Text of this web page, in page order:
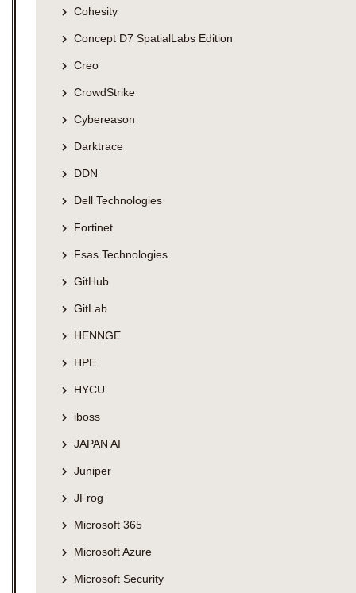
Cohesity
Concept D7 SpatialLabs Edition
Creo
CrowdStrike
Cybereason
Darktrace
DDN
Dell Technologies
Fortinet
Fsas Technologies
GitHub
GitLab
HENNGE
HPE
HYCU
iboss
JAPAN AI
Juniper
JFrog
Microsoft 365
Microsoft Azure
Microsoft Security